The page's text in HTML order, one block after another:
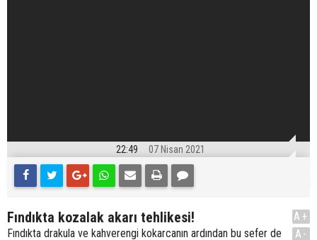
22:49 07 Nisan 2021
Fındıkta kozalak akarı tehlikesi!
Fındıkta drakula ve kahverengi kokarcanın ardından bu sefer de
A+
A-